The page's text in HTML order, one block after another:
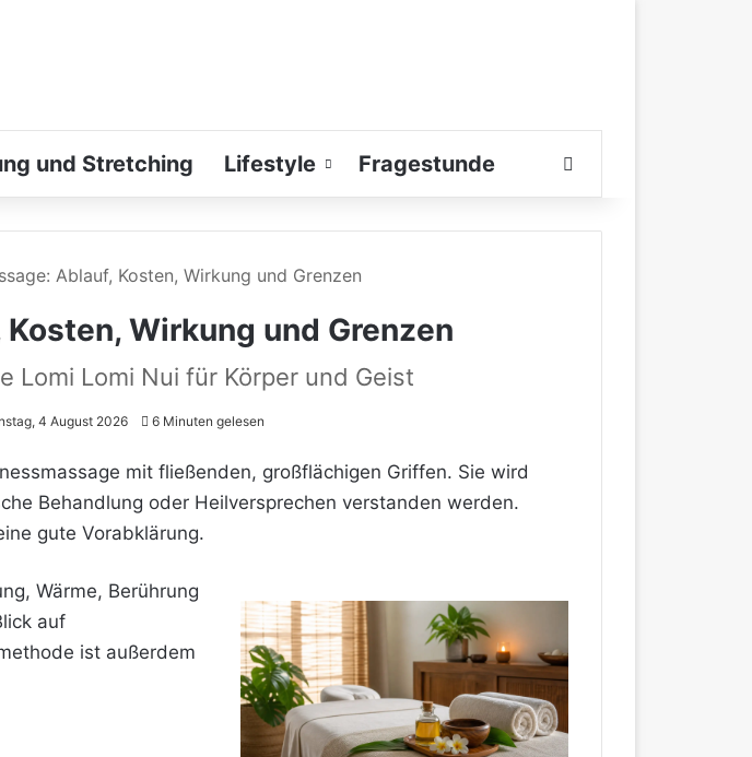
und Stretching Lifestyle Fragestunde
Ablauf, Kosten, Wirkung und Grenzen
Wirkung und Grenzen
Lomi Lomi Nui für Körper und Geist
4 August 2026 6 Minuten gelesen
mit fließenden, großflächigen Griffen. Sie wird
Behandlung oder Heilversprechen verstanden werden.
gute Vorabklärung.
Wärme, Berührung
auf
ist außerdem